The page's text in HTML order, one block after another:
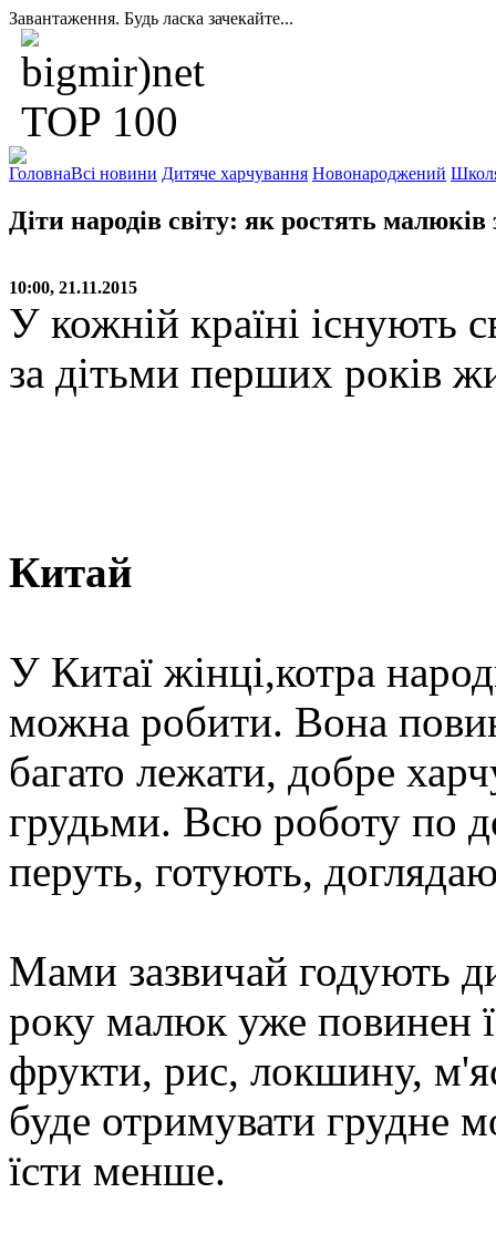
Завантаження. Будь ласка зачекайте...
ГоловнаВсі новини Дитяче харчування Новонароджений
Діти народів світу: як ростять
10:00, 21.11.2015
У кожній країні існують
за дітьми перших років
Китай
У Китаї жінці,котра
можна робити. Вона
багато лежати, добре
грудьми. Всю роботу по
перуть, готують,
Мами зазвичай годують
року малюк уже повинен
фрукти, рис, локшину,
буде отримувати грудне
їсти менше.